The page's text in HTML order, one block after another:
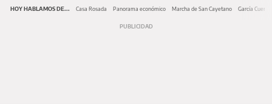
HOY HABLAMOS DE... Casa Rosada Panorama económico Marcha de San Cayetano García Cuerva